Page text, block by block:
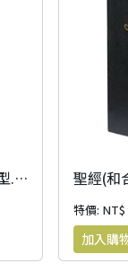
聖經(和合本修訂版.簡體.中型.神版) RCUSS63A
特價: NT$